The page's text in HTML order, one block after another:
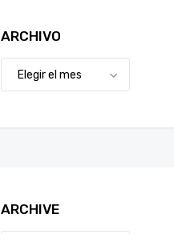
ARCHIVO
ARCHIVE